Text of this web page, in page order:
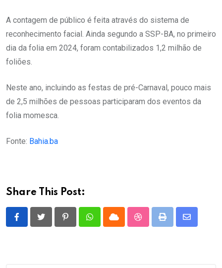
A contagem de público é feita através do sistema de
reconhecimento facial. Ainda segundo a SSP-BA, no primeiro
dia da folia em 2024, foram contabilizados 1,2 milhão de
foliões.
Neste ano, incluindo as festas de pré-Carnaval, pouco mais
de 2,5 milhões de pessoas participaram dos eventos da
folia momesca.
Fonte: Bahia.ba
Share This Post:
PinterestWhatsappCloud StumbleUpon
Print
Share